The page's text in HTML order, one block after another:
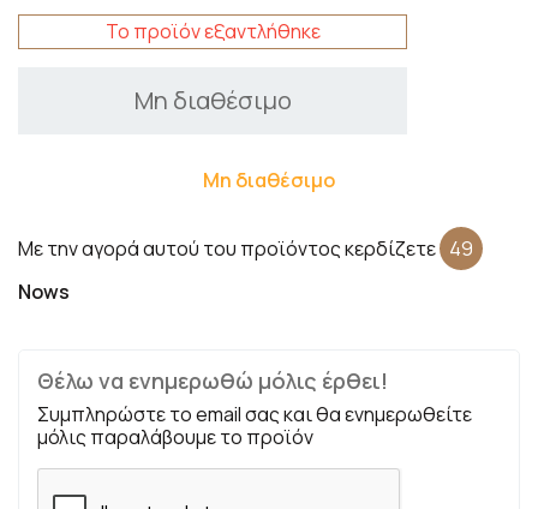
Το προϊόν εξαντλήθηκε
Μη διαθέσιμο
Μη διαθέσιμο
Με την αγορά αυτού του προϊόντος κερδίζετε 49
Nows
Θέλω να ενημερωθώ μόλις έρθει!
Συμπληρώστε το email σας και θα ενημερωθείτε
μόλις παραλάβουμε το προϊόν